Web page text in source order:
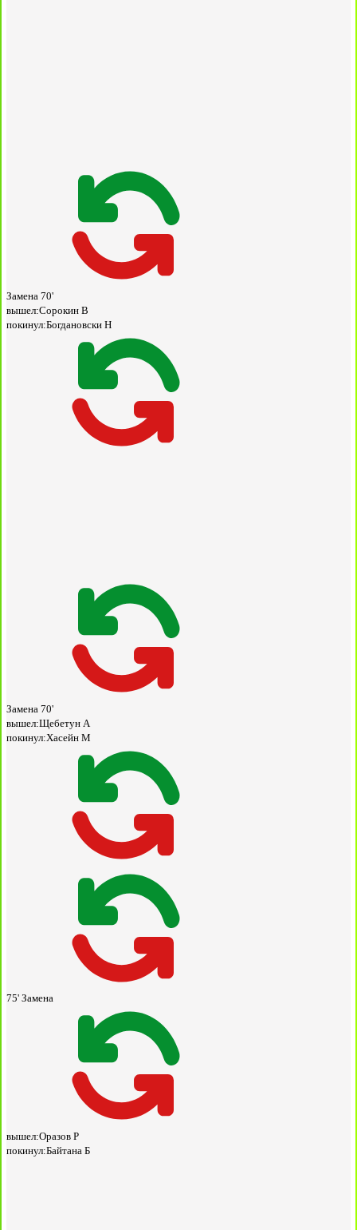
Замена 70'
вышел:Сорокин В
покинул:Богдановски Н
Замена 70'
вышел:Щебетун А
покинул:Хасейн М
75' Замена
вышел:Оразов Р
покинул:Байтана Б